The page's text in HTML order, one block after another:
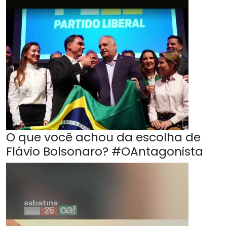
O que você achou da escolha de
Flávio Bolsonaro? #OAntagonista